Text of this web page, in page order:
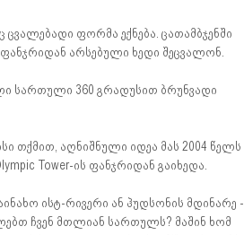
ცვალებადი ფორმა ექნება. ცათამბჯენში
არსებული ხედი შეცვალონ.
სართული 360 გრადუსით ბრუნვადი
თქმით, აღნიშნული იდეა მას 2004 წელს
Tower-ის ფანჯრიდან გაიხედა.
ისტ-რივერი ან ჰუდსონის მდინარე -
ჩვენ მთლიან სართულს? მაშინ ხომ